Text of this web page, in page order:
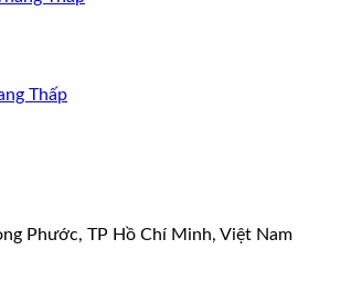
Thấp
Phước, TP Hồ Chí Minh, Việt Nam